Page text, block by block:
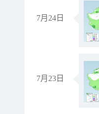
7月24日
7月23日